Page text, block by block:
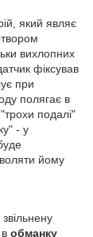
який являє
вихлопних
фіксував
при
полягає в
"трохи подалі"
- у
йому
обманку